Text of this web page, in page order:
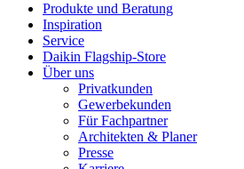
Produkte und Beratung
Inspiration
Service
Daikin Flagship-Store
Über uns
Privatkunden
Gewerbekunden
Für Fachpartner
Architekten & Planer
Presse